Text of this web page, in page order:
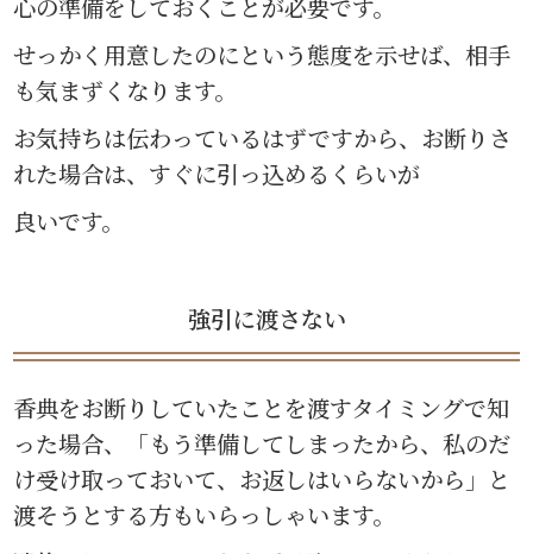
せっかく用意したのにという態度を示せば、相手
も気まずくなります。
お気持ちは伝わっているはずですから、お断りさ
れた場合は、すぐに引っ込めるくらいが
良いです。
強引に渡さない
香典をお断りしていたことを渡すタイミングで知
った場合、「もう準備してしまったから、私のだ
け受け取っておいて、お返しはいらないから」と
渡そうとする方もいらっしゃいます。